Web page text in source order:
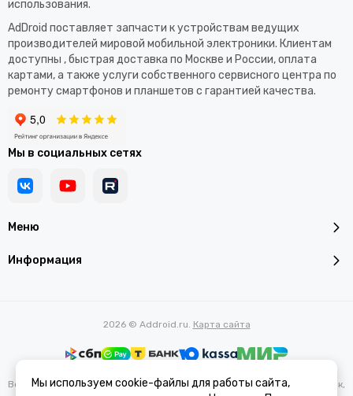
Меню
Информация
использования.​
AdDroid поставляет запчасти к устройствам ведущих
производителей мировой мобильной электроники. Клиентам
доступны , быстрая доставка по Москве и России, оплата
картами, а также услуги собственного сервисного центра по
ремонту смартфонов и планшетов с гарантией качества.
Мы в социальных сетях
2026 © Addroid.ru. Карта сайта
Вся представленная на сайте информация, касающаяся характеристик,
Мы используем cookie-файлы для работы сайта,